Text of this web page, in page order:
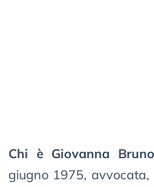
Chi è Giovanna
giugno 1975,